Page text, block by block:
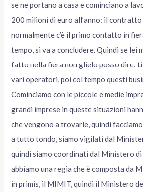
se ne portano a casa e cominciano a
200 milioni di euro all’anno: il
normalmente c’è il primo contatto in
tempo, si va a concludere. Quindi se lei
fatto nella fiera non glielo posso dire:
vari operatori, poi col tempo questi
Cominciamo con le piccole e medie
grandi imprese in queste situazioni
che vengono a trovarle, quindi facciamo
a tutto tondo, siamo vigilati dal
quindi siamo coordinati dal Ministero
abbiamo una regia che è composta da
in primis, il MIMIT, quindi il Ministero